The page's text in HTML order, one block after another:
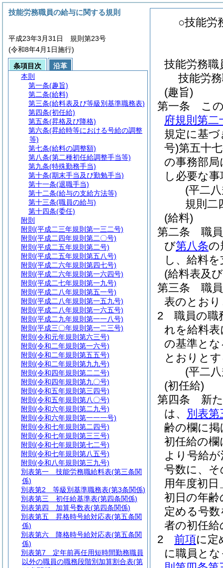
○技能労
技能労務
技能労
(趣旨)
第一条
こ
府規則第
規定に基
号)第五十
の事務部
し必要な
(平二
規則二
(給料)
第二条
職
び第八条の
し、給料
(給料表及
第三条
職
表のとお
2
職員の職
れを給料
の基準と
とおりと
(平二
(初任給)
第四条
新
は、 別表第
齢の欄に
初任給の
より号給
号数に、
用年度初
初日の年
定める号
者の初任
2
前項に定
に職員と
技能労務職員の給与に関する規則
平成23年3月31日 規則第23号
(令和8年4月1日施行)
条項目次
沿革
本則
第一条(趣旨)
第二条(給料)
第三条(給料表及び等級別基準職務表)
第四条(初任給)
第五条(昇格及び降格)
第六条(昇給時等における号給の調整
等)
第七条(給料の調整額)
第八条(第二種初任給調整手当等)
第九条(特殊勤務手当)
第十条(期末手当及び勤勉手当)
第十一条(退職手当)
第十二条(給与の支給方法等)
第十三条(職員の給与)
第十四条(委任)
附則
附則 (平成二三年規則第一三二号)
附則 (平成二四年規則第二〇号)
附則 (平成二五年規則第二号)
附則 (平成二五年規則第五八号)
附則 (平成二六年規則第四七号)
附則 (平成二六年規則第一六四号)
附則 (平成二七年規則第一九号)
附則 (平成二八年規則第五一号)
附則 (平成二八年規則第一五九号)
附則 (平成二八年規則第一六五号)
附則 (平成二九年規則第一一八号)
附則 (平成三〇年規則第一二三号)
附則 (令和元年規則第六三号)
附則 (令和二年規則第一六号)
附則 (令和二年規則第五五号)
附則 (令和二年規則第九九号)
附則 (令和四年規則第二二号)
附則 (令和四年規則第九〇号)
附則 (令和五年規則第三四号)
附則 (令和五年規則第八〇号)
附則 (令和六年規則第二九号)
附則 (令和六年規則第一一一号)
附則 (令和七年規則第二四号)
附則 (令和七年規則第三三号)
附則 (令和七年規則第七二号)
附則 (令和七年規則第八五号)
附則 (令和八年規則第三九号)
別表第一 技能労務職給料表(第三条関
係)
別表第2 等級別基準職務表(第3条関係)
別表第三 初任給基準表(第四条関係)
別表第四 加算号数表(第四条関係)
別表第五 昇格時号給対応表(第五条関
係)
別表第六 降格時号給対応表(第五条関
係)
別表第7 定年前再任用短時間勤務職員
以外の職員の職務段階別加算割合表(第